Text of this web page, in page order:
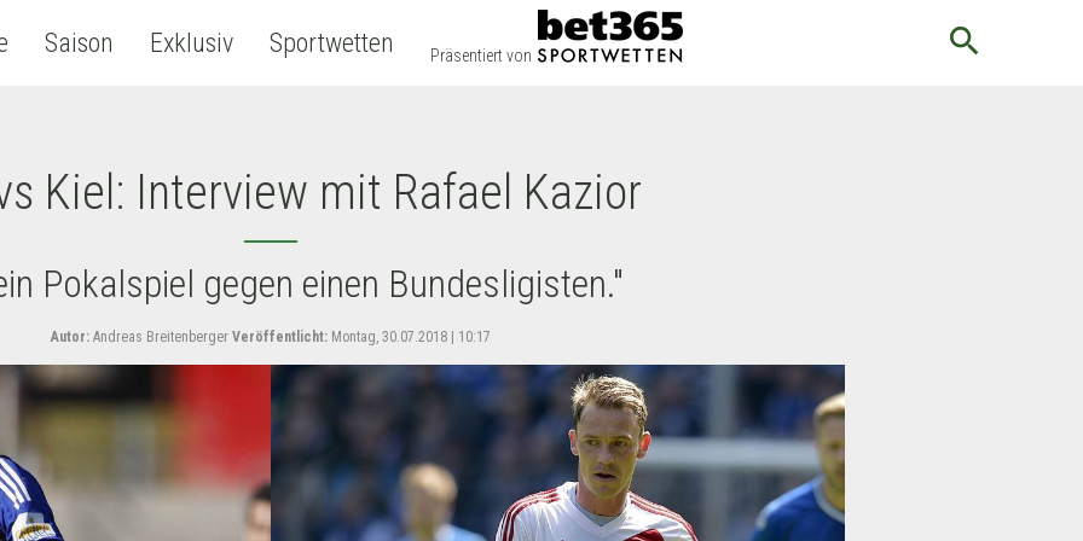
Saison Exklusiv Sportwetten Präsentiert von search
Kiel: Interview mit Rafael Kazior
Pokalspiel gegen einen Bundesligisten."
Autor: Andreas Breitenberger Veröffentlicht: Montag, 30.07.2018 | 10:17